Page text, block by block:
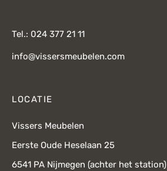
Tel.: 024 377 21 11
info@vissersmeubelen.com
LOCATIE
Vissers Meubelen
Eerste Oude Heselaan 25
6541 PA Nijmegen (achter het station)